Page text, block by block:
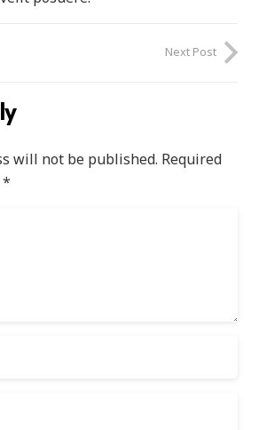
Next Post
will not be published. Required
*